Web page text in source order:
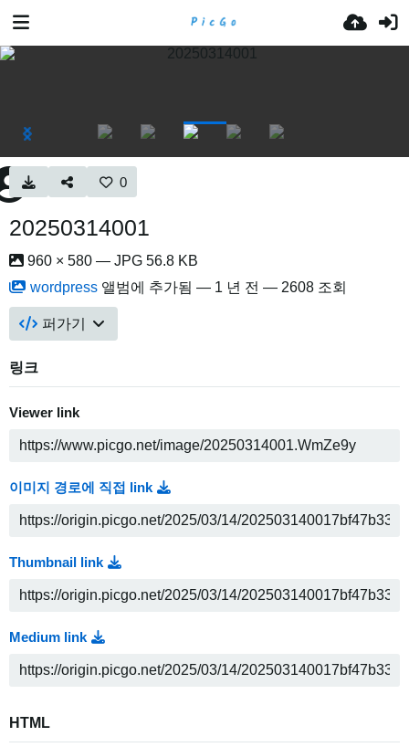
0
20250314001
960 × 580 — JPG 56.8 KB
wordpress 앨범에 추가됨 — 1 년 전 — 2608 조회
퍼가기
링크
Viewer link
이미지 경로에 직접 link
Thumbnail link
Medium link
HTML